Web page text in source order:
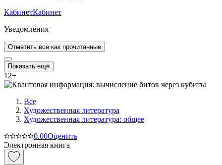
КабинетКабинет
Уведомления
Отметить все как прочитанные
Показать ещё
12+
Все
Художественная литература
Художественная литература: общее
0.00Оценить
Электронная книга